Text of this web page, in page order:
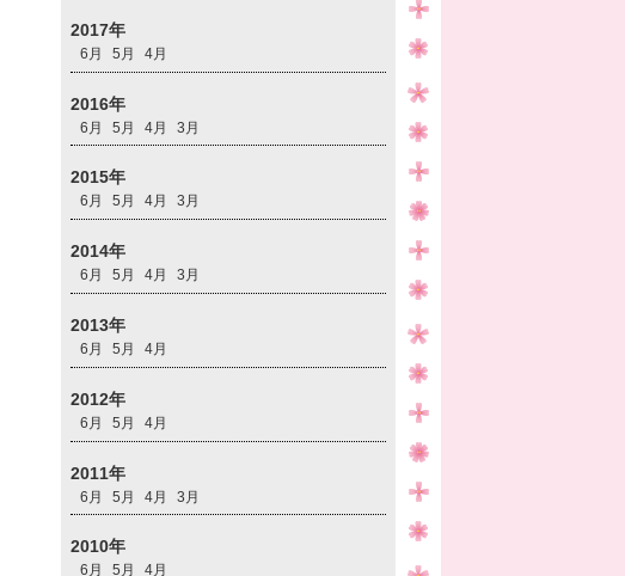
2017年
6月 5月 4月
2016年
6月 5月 4月 3月
2015年
6月 5月 4月 3月
2014年
6月 5月 4月 3月
2013年
6月 5月 4月
2012年
6月 5月 4月
2011年
6月 5月 4月 3月
2010年
6月 5月 4月